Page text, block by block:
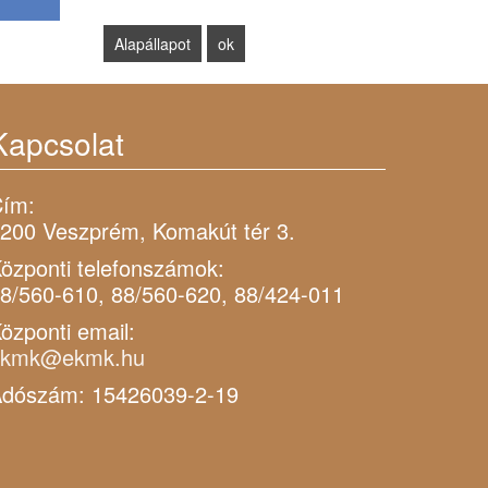
Veszprém, Komakút tér 3.
telefonszámok:
560-610, 88/560-620, 88/424-011
email:
15426039-2-19